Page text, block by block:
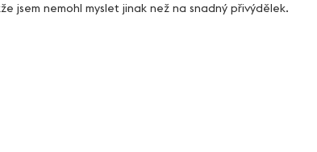
jsem nemohl myslet jinak než na snadný přivýdělek.